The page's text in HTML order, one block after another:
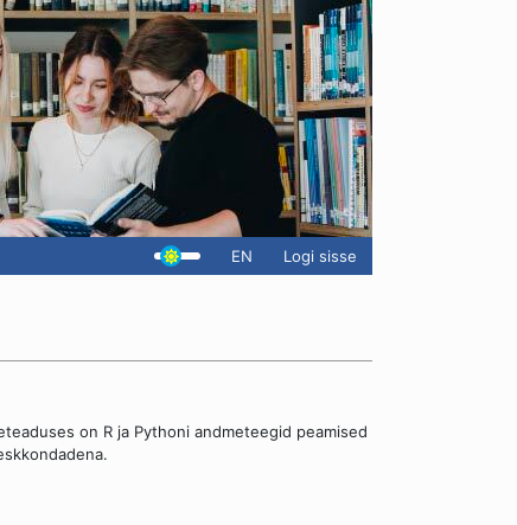
EN Logi sisse
on R ja Pythoni andmeteegid peamised